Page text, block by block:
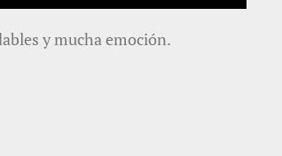
y mucha emoción.